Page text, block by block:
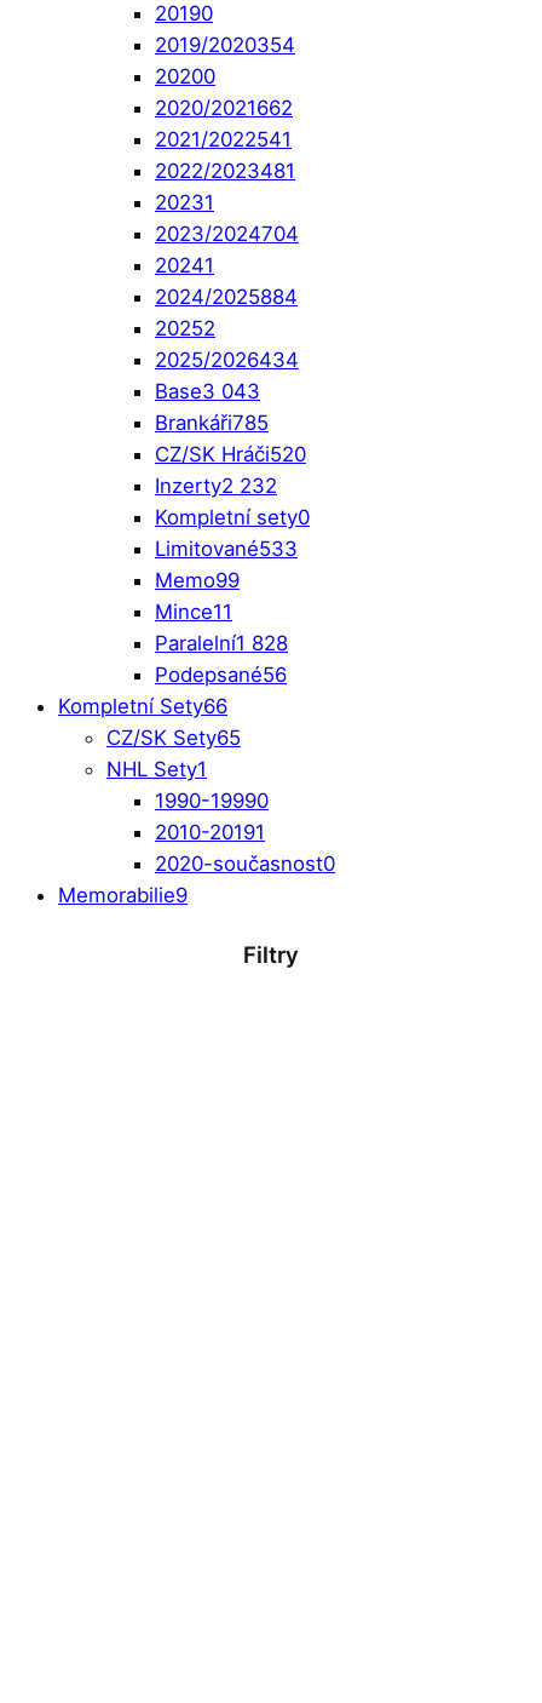
20190
2019/2020354
20200
2020/2021662
2021/2022541
2022/2023481
20231
2023/2024704
20241
2024/2025884
20252
2025/2026434
Base3 043
Brankáři785
CZ/SK Hráči520
Inzerty2 232
Kompletní sety0
Limitované533
Memo99
Mince11
Paralelní1 828
Podepsané56
Kompletní Sety66
CZ/SK Sety65
NHL Sety1
1990-19990
2010-20191
2020-současnost0
Memorabilie9
Filtry